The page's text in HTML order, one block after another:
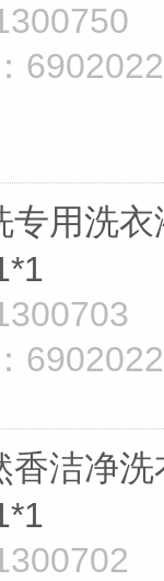
专用洗
香洁净